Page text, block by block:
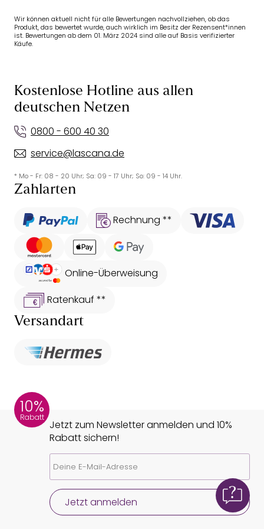
Wir können aktuell nicht für alle Bewertungen nachvollziehen, ob das
Produkt, das bewertet wurde, auch wirklich im Besitz der Rezensent*innen
ist. Bewertungen ab dem 01. März 2024 sind alle auf Basis verifizierter
Käufe.
Kostenlose Hotline aus allen
deutschen Netzen
0800 - 600 40 30
service@lascana.de
* Mo - Fr: 08 - 20 Uhr; Sa: 09 - 17 Uhr; So: 09 - 14 Uhr.
Zahlarten
Rechnung **
Online-Überweisung
Ratenkauf **
Versandart
10%
Rabatt
Jetzt zum Newsletter anmelden und 10%
Rabatt sichern!
Jetzt anmelden